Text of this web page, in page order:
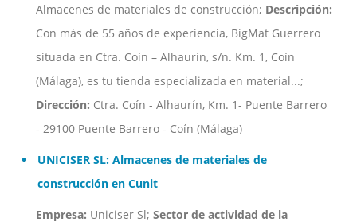
Almacenes de materiales de construcción; Descripción:
Con más de 55 años de experiencia, BigMat Guerrero
situada en Ctra. Coín – Alhaurín, s/n. Km. 1, Coín
(Málaga), es tu tienda especializada en material...;
Dirección: Ctra. Coín - Alhaurín, Km. 1- Puente Barrero
- 29100 Puente Barrero - Coín (Málaga)
UNICISER SL: Almacenes de materiales de
construcción en Cunit
Empresa: Uniciser Sl; Sector de actividad de la